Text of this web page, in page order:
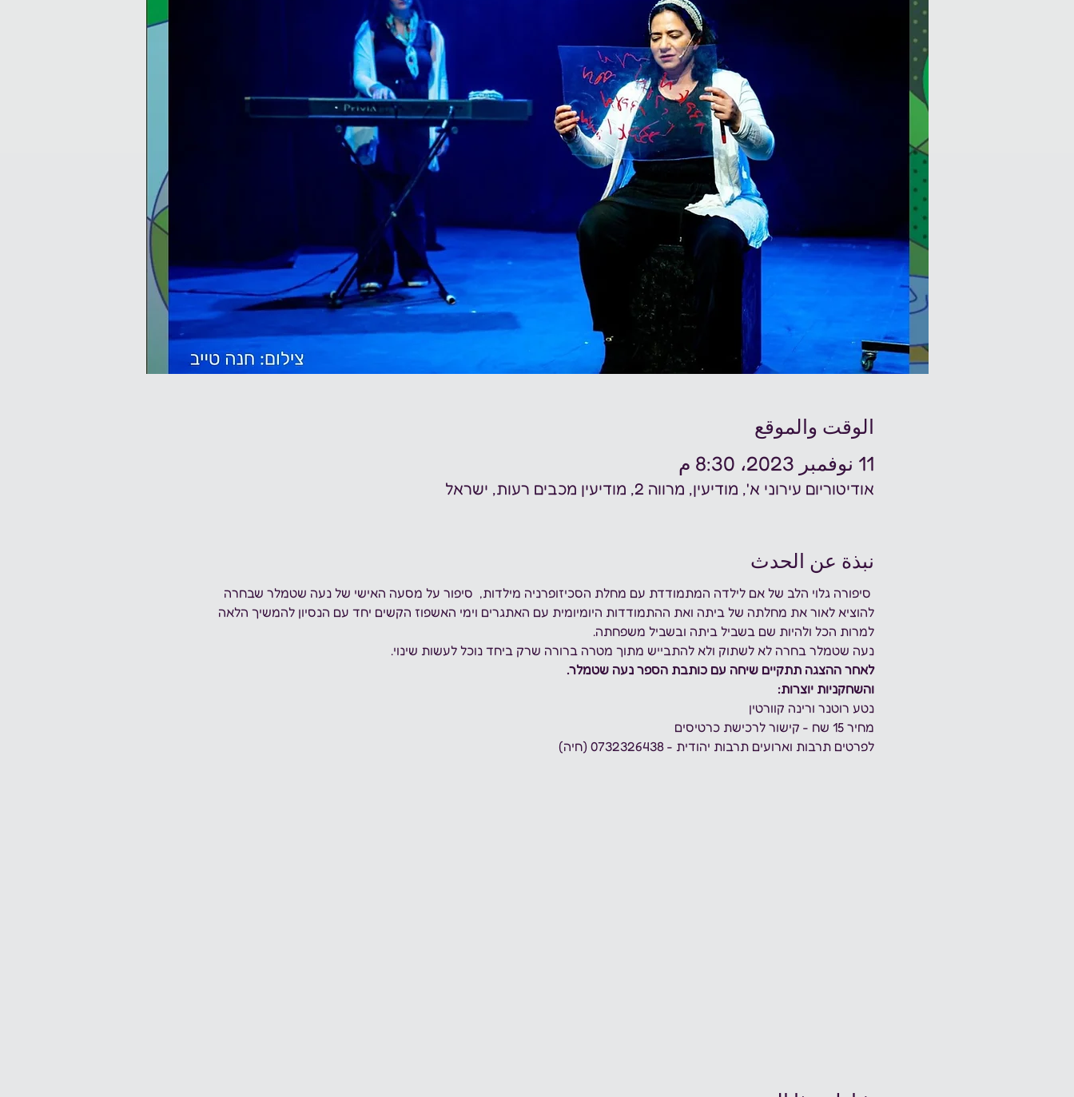
الوقت والموقع
11 نوفمبر 2023، 8:30 م
אודיטוריום עירוני א', מודיעין, מרווה 2, מודיעין מכבים רעות, ישראל
نبذة عن الحدث
סיפורה גלוי הלב של אם לילדה המתמודדת עם מחלת הסכיזופרניה מילדות,  סיפור על מסעה האישי של נעה שטמלר שבחרה
להוציא לאור את מחלתה של ביתה ואת ההתמודדות היומיומית עם האתגרים וימי האשפוז הקשים יחד עם הנסיון להמשיך הלאה
למרות הכל ולהיות שם בשביל ביתה ובשביל משפחתה.
נעה שטמלר בחרה לא לשתוק ולא להתבייש מתוך מטרה ברורה שרק ביחד נוכל לעשות שינוי.
לאחר ההצגה תתקיים שיחה עם כותבת הספר נעה שטמלר.
והשחקניות יוצרות:
נטע רוטנר ורינה קוורטין
מחיר 15 שח -
קישור לרכישת כרטיסים
לפרטים תרבות וארועים תרבות יהודית - 0732326438 (חיה)